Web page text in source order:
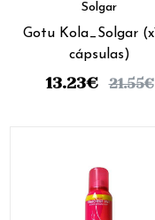
Solgar
Gotu Kola_Solgar (x100
cápsulas)
13.23€ 21.55€